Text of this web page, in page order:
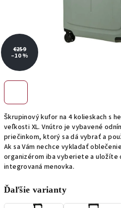
Škrupinový kufor na 4 kolieskach s
veľkosti XL. Vnútro je vybavené
priečinkom, ktorý sa dá vybrať a
Ak sa Vám nechce vykladať
organizérom iba vyberiete a uložíte
integrovaná menovka.
Ďaľšie varianty
€259
–10 %